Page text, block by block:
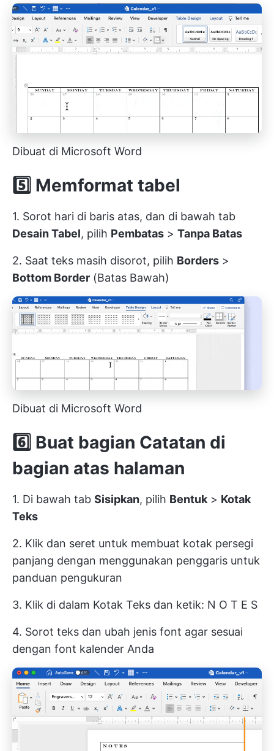
Dibuat di Microsoft Word
5️⃣ Memformat tabel
1. Sorot hari di baris atas, dan di bawah tab
Desain Tabel, pilih Pembatas > Tanpa Batas
2. Saat teks masih disorot, pilih Borders >
Bottom Border (Batas Bawah)
Dibuat di Microsoft Word
6️⃣ Buat bagian Catatan di
bagian atas halaman
1. Di bawah tab Sisipkan, pilih Bentuk > Kotak
Teks
2. Klik dan seret untuk membuat kotak persegi
panjang dengan menggunakan penggaris untuk
panduan pengukuran
3. Klik di dalam Kotak Teks dan ketik: N O T E S
4. Sorot teks dan ubah jenis font agar sesuai
dengan font kalender Anda